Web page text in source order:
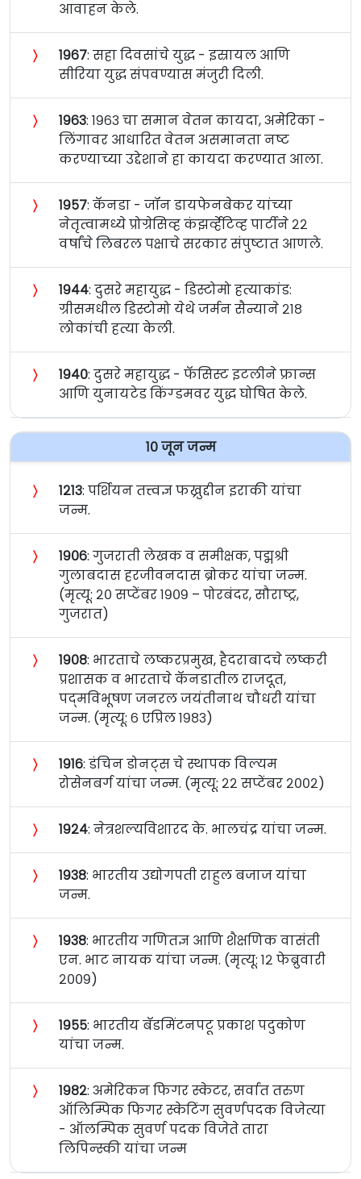
आवाहन केले.
〉 १९६७: सहा दिवसांचे युद्ध - इस्रायल आणि
सीरिया युद्ध संपवण्यास मंजुरी दिली.
〉 १९६३: १९६३ चा समान वेतन कायदा, अमेरिका -
लिंगावर आधारित वेतन असमानता नष्ट
करण्याच्या उद्देशाने हा कायदा करण्यात आला.
〉 १९५७: कॅनडा - जॉन डायफेनबेकर यांच्या
नेतृत्वामध्ये प्रोग्रेसिव्ह कंझर्व्हेटिव्ह पार्टीने २२
वर्षांचे लिबरल पक्षाचे सरकार संपुष्टात आणले.
〉 १९४४: दुसरे महायुद्ध - डिस्टोमो हत्याकांड:
ग्रीसमधील डिस्टोमो येथे जर्मन सैन्याने २१८
लोकांची हत्या केली.
〉 १९४०: दुसरे महायुद्ध - फॅसिस्ट इटलीने फ्रान्स
आणि युनायटेड किंग्डमवर युद्ध घोषित केले.
१० जून जन्म
〉 १२१३: पर्शियन तत्त्वज्ञ फख्रुद्दीन इराकी यांचा
जन्म.
〉 १९०६: गुजराती लेखक व समीक्षक, पद्मश्री
गुलाबदास हरजीवनदास ब्रोकर यांचा जन्म.
(मृत्यू: २० सप्टेंबर १९०९ – पोरबंदर, सौराष्ट्र,
गुजरात)
〉 १९०८: भारताचे लष्करप्रमुख, हैदराबादचे लष्करी
प्रशासक व भारताचे कॅनडातील राजदूत,
पद्‌मविभूषण जनरल जयंतीनाथ चौधरी यांचा
जन्म. (मृत्यू: ६ एप्रिल १९८३)
〉 १९१६: डंचिन डोनट्स चे स्थापक विल्यम
रोसेनबर्ग यांचा जन्म. (मृत्यू: २२ सप्टेंबर २००२)
〉 १९२४: नेत्रशल्यविशारद के. भालचंद्र यांचा जन्म.
〉 १९३८: भारतीय उद्योगपती राहुल बजाज यांचा
जन्म.
〉 १९३८: भारतीय गणितज्ञ आणि शैक्षणिक वासंती
एन. भाट नायक यांचा जन्म. (मृत्यू: १२ फेब्रुवारी
२००९)
〉 १९५५: भारतीय बॅडमिंटनपटू प्रकाश पदुकोण
यांचा जन्म.
〉 १९८२: अमेरिकन फिगर स्केटर, सर्वात तरुण
ऑलिम्पिक फिगर स्केटिंग सुवर्णपदक विजेत्या
- ऑलम्पिक सुवर्ण पदक विजेते तारा
लिपिन्स्की यांचा जन्म